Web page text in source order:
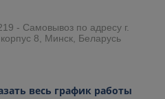
- Самовывоз по адресу г.
8, Минск, Беларусь
весь график работы